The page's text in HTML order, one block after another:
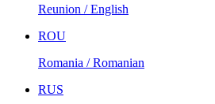
Reunion / English
ROU
Romania / Romanian
RUS